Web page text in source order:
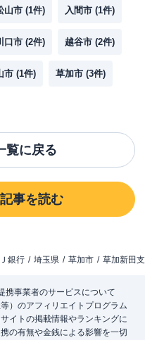
山市 (1件) 入間市 (1件)
口市 (2件) 越谷市 (2件)
市 (1件) 草加市 (3件)
覧に戻る
事を読む
銀行 埼玉県 草加市 草加新田
携事業者のサービスについて
）のアフィリエイトプログラム
イトの掲載情報やランキングに
の有無や金銭による影響を一切